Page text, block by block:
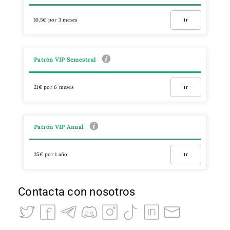
10,5€ por 3 meses Ir
Patrón VIP Semestral
21€ por 6 meses Ir
Patrón VIP Anual
35€ por 1 año Ir
Contacta con nosotros